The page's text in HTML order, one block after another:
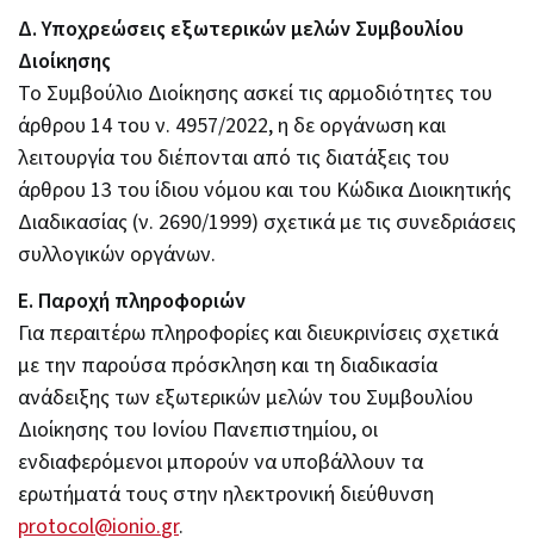
Δ. Υποχρεώσεις εξωτερικών μελών Συμβουλίου
Διοίκησης
Το Συμβούλιο Διοίκησης ασκεί τις αρμοδιότητες του
άρθρου 14 του ν. 4957/2022, η δε οργάνωση και
λειτουργία του διέπονται από τις διατάξεις του
άρθρου 13 του ίδιου νόμου και του Κώδικα Διοικητικής
Διαδικασίας (ν. 2690/1999) σχετικά με τις συνεδριάσεις
συλλογικών οργάνων.
Ε. Παροχή πληροφοριών
Για περαιτέρω πληροφορίες και διευκρινίσεις σχετικά
με την παρούσα πρόσκληση και τη διαδικασία
ανάδειξης των εξωτερικών μελών του Συμβουλίου
Διοίκησης του Ιονίου Πανεπιστημίου, οι
ενδιαφερόμενοι μπορούν να υποβάλλουν τα
ερωτήματά τους στην ηλεκτρονική διεύθυνση
protocol@ionio.gr.